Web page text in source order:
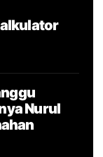
Nurul